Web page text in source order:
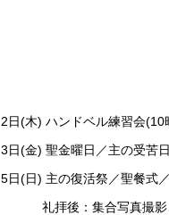
2日(木) ハンドベル練習会
3日(金) 聖金曜日／主の受苦
5日(日) 主の復活祭／聖餐式
礼拝後：集合写真撮影